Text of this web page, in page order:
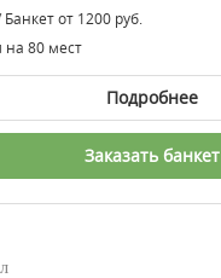
от 1200 руб.
на 80 мест
Подробнее
Заказать банкет